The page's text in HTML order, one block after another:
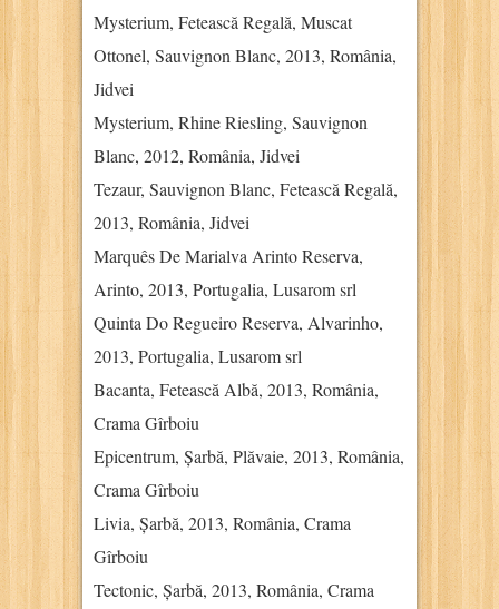
Mysterium, Fetească Regală, Muscat
Ottonel, Sauvignon Blanc, 2013, România,
Jidvei
Mysterium, Rhine Riesling, Sauvignon
Blanc, 2012, România, Jidvei
Tezaur, Sauvignon Blanc, Fetească Regală,
2013, România, Jidvei
Marquês De Marialva Arinto Reserva,
Arinto, 2013, Portugalia, Lusarom srl
Quinta Do Regueiro Reserva, Alvarinho,
2013, Portugalia, Lusarom srl
Bacanta, Fetească Albă, 2013, România,
Crama Gîrboiu
Epicentrum, Șarbă, Plăvaie, 2013, România,
Crama Gîrboiu
Livia, Șarbă, 2013, România, Crama
Gîrboiu
Tectonic, Șarbă, 2013, România, Crama